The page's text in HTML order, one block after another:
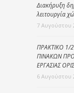
Διακήρυξη
λειτουργία
7 Αυγούστου
ΠΡΑΚΤΙΚΟ 1/
ΠΙΝΑΚΩΝ
ΕΡΓΑΣΙΑΣ
6 Αυγούστου